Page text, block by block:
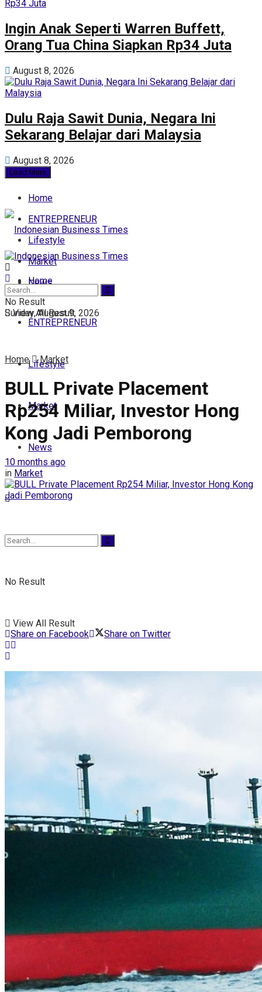
Ingin Anak Seperti Warren Buffett,
Orang Tua China Siapkan Rp34 Juta
August 8, 2026
Dulu Raja Sawit Dunia, Negara Ini
Sekarang Belajar dari Malaysia
August 8, 2026
Load More
Home
ENTREPRENEUR
Lifestyle
Market
News
Sunday, August 9, 2026
Home
ENTREPRENEUR
Lifestyle
Market
News
No Result
View All Result
No Result
View All Result
Home Market
BULL Private Placement
Rp254 Miliar, Investor Hong
Kong Jadi Pemborong
10 months ago
in Market
Share on Facebook Share on Twitter